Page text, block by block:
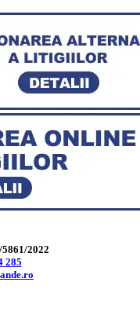
2022
285